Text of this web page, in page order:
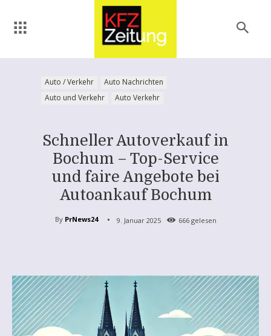
Auto / Verkehr
Auto Nachrichten
Auto und Verkehr
Auto Verkehr
Schneller Autoverkauf in
Bochum – Top-Service
und faire Angebote bei
Autoankauf Bochum
By PrNews24 9. Januar 2025 666gelesen